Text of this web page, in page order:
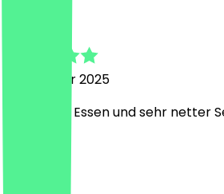
26 oktober 2025
Köstliches Essen und sehr netter